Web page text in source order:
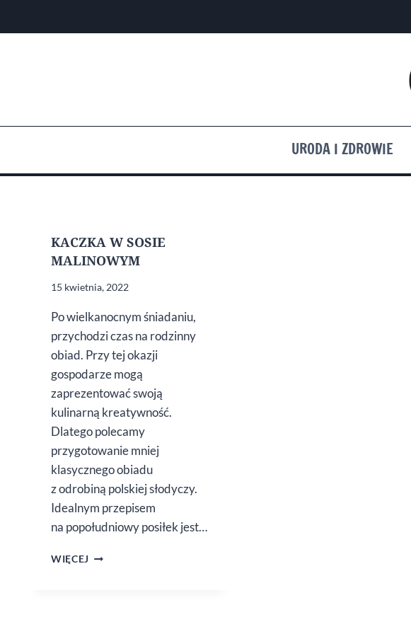
URODA I ZDROWIE
KACZKA W SOSIE
MALINOWYM
15 kwietnia, 2022
Po wielkanocnym śniadaniu,
przychodzi czas na rodzinny
obiad. Przy tej okazji
gospodarze mogą
zaprezentować swoją
kulinarną kreatywność.
Dlatego polecamy
przygotowanie mniej
klasycznego obiadu
z odrobiną polskiej słodyczy.
Idealnym przepisem
na popołudniowy posiłek jest…
WIĘCEJ KACZKA